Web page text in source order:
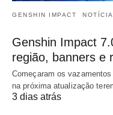
GENSHIN IMPACT
Genshin Impact
região, banners e
Começaram os
na próxima atualização
3 dias atrás